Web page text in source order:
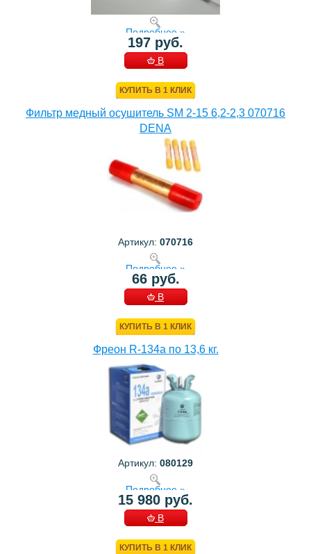
Подробнее »
197 руб.
В
КУПИТЬ В 1 КЛИК
Фильтр медный осушитель SM 2-15 6,2-2,3 070716
DENA
Артикул: 070716
Подробнее »
66 руб.
В
КУПИТЬ В 1 КЛИК
Фреон R-134a по 13,6 кг.
Артикул: 080129
Подробнее »
15 980 руб.
В
КУПИТЬ В 1 КЛИК